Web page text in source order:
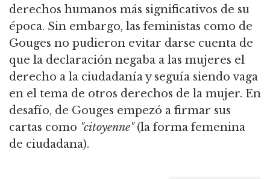
derechos humanos más significativos de su
época. Sin embargo, las feministas como de
Gouges no pudieron evitar darse cuenta de
que la declaración negaba a las mujeres el
derecho a la ciudadanía y seguía siendo vaga
en el tema de otros derechos de la mujer. En
desafío, de Gouges empezó a firmar sus
cartas como "citoyenne"(la forma femenina
de ciudadana).